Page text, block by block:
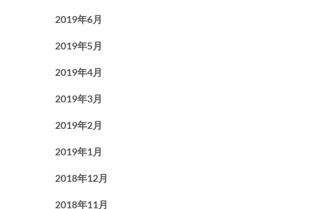
2019年6月
2019年5月
2019年4月
2019年3月
2019年2月
2019年1月
2018年12月
2018年11月